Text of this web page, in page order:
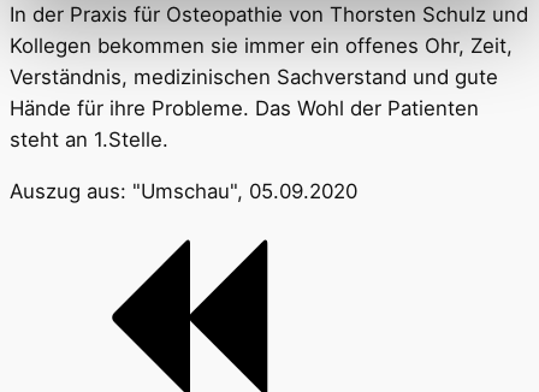
In der Praxis für Osteopathie von Thorsten Schulz und
Kollegen bekommen sie immer ein offenes Ohr, Zeit,
Verständnis, medizinischen Sachverstand und gute
Hände für ihre Probleme. Das Wohl der Patienten
steht an 1.Stelle.
Auszug aus: "Umschau", 05.09.2020